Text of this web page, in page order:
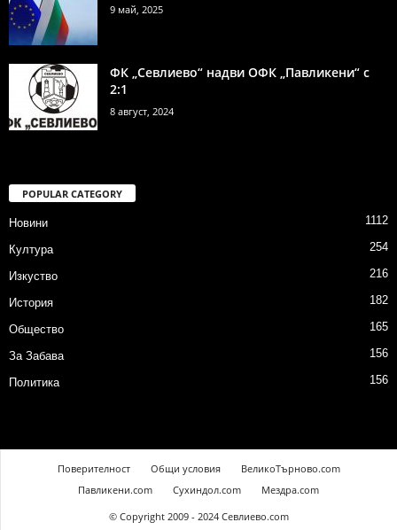
9 май, 2025
ФК „Севлиево“ надви ОФК „Павликени“ с
2:1
8 август, 2024
POPULAR CATEGORY
Новини 1112
Култура 254
Изкуство 216
История 182
Общество 165
За Забава 156
Политика 156
Поверителност Общи условия
ВеликоТърново.com
Павликени.com
Сухиндол.com
Мездра.com
© Copyright 2009 - 2024 Севлиево.com